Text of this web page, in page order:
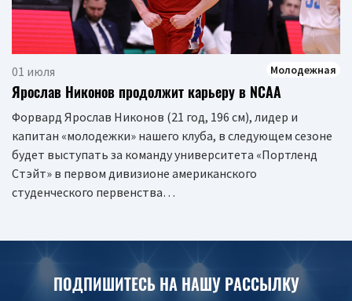
01 июля Молодежная
Ярослав Никонов продолжит карьеру в NCAA
Форвард Ярослав Никонов (21 год, 196 см), лидер и
капитан «молодежки» нашего клуба, в следующем сезоне
будет выступать за команду университета «Портленд
Стэйт» в первом дивизионе американского
студенческого первенства…
ПОДПИШИТЕСЬ НА НАШУ РАССЫЛКУ